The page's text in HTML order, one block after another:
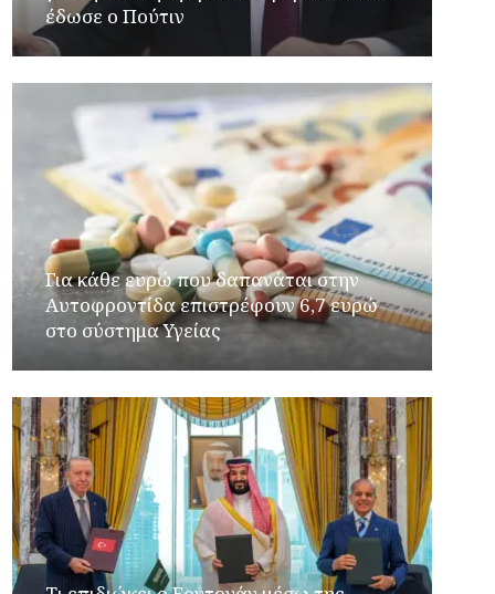
έδωσε ο Πούτιν
Για κάθε ευρώ που δαπανάται στην
Aυτοφροντίδα επιστρέφουν 6,7 ευρώ
στο σύστημα Υγείας